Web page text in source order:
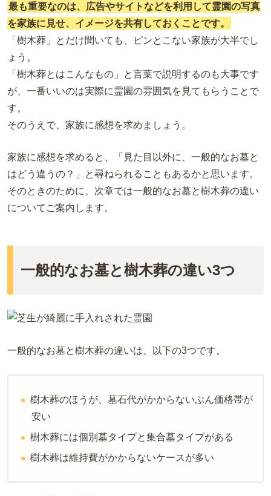
最も重要なのは、広告やサイトなどを利用して霊園の写真
を家族に見せ、イメージを共有しておくことです。
「樹木葬」とだけ聞いても、ピンとこない家族が大半でし
ょう。
「樹木葬とはこんなもの」と言葉で説明するのも大事です
が、一番いいのは実際に霊園の雰囲気を見てもらうことで
す。
そのうえで、家族に感想を求めましょう。
家族に感想を求めると、「見た目以外に、一般的なお墓と
はどう違うの？」と尋ねられることもあるかと思います。
そのときのために、次章では一般的なお墓と樹木葬の違い
についてご案内します。
一般的なお墓と樹木葬の違い3つ
一般的なお墓と樹木葬の違いは、以下の3つです。
樹木葬のほうが、墓石代がかからないぶん価格帯が
安い
樹木葬には個別墓タイプと集合墓タイプがある
樹木葬は維持費がかからないケースが多い